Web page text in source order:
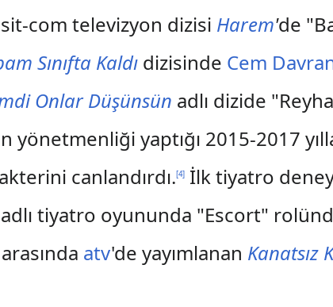
com televizyon dizisi Harem'de
Sınıfta Kaldı dizisinde Cem
Onlar Düşünsün adlı dizide
yönetmenliği yaptığı 2015-2017
canlandırdı.[4] İlk tiyatro
adlı tiyatro oyununda "Escort"
atv'de yayımlanan Kanatsız